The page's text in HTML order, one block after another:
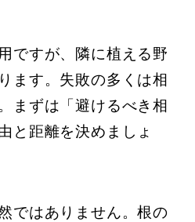
ですが、隣に植える野
ます。失敗の多くは相
まずは「避けるべき相
と距離を決めましょ
ではありません。根の